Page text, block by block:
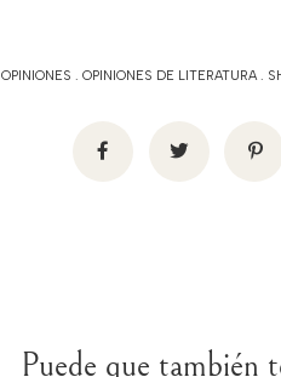
OPINIONES .OPINIONES DE LITERATURA.
Puede que también